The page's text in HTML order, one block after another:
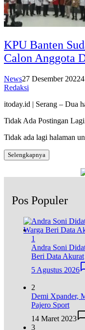
KPU Banten
Calon Anggota
News27 Desember 2022
Redaksi
itoday.id | Serang – Dua
Tidak Ada Postingan
Tidak ada lagi halaman
Selengkapnya
Pos Populer
1
Andra Soni
Beri Data Akurat
5 Agustus 2026
2
Demi Xpander,
Pajero Sport
14 Maret 2023
3